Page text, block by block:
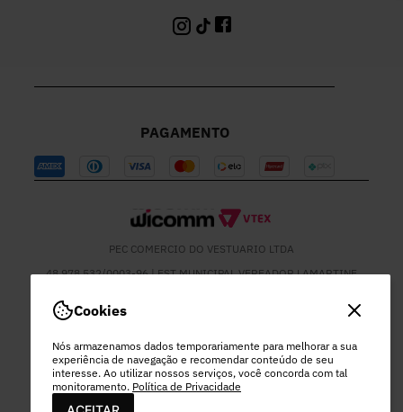
Cookies
Nós armazenamos dados temporariamente para melhorar a sua
experiência de navegação e recomendar conteúdo de seu
interesse. Ao utilizar nossos serviços, você concorda com tal
monitoramento. Política de Privacidade
PAGAMENTO
PEC COMERCIO DO VESTUARIO LTDA
48.978.532/0003-96 | EST MUNICIPAL VEREADOR LAMARTINE